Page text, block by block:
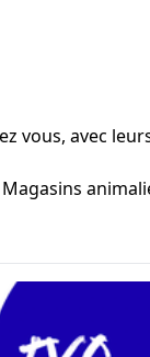
vous, avec